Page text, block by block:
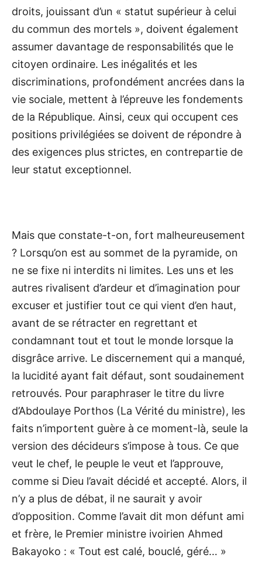
droits, jouissant d’un « statut supérieur à celui
du commun des mortels », doivent également
assumer davantage de responsabilités que le
citoyen ordinaire. Les inégalités et les
discriminations, profondément ancrées dans la
vie sociale, mettent à l’épreuve les fondements
de la République. Ainsi, ceux qui occupent ces
positions privilégiées se doivent de répondre à
des exigences plus strictes, en contrepartie de
leur statut exceptionnel.
Mais que constate-t-on, fort malheureusement
? Lorsqu’on est au sommet de la pyramide, on
ne se fixe ni interdits ni limites. Les uns et les
autres rivalisent d’ardeur et d’imagination pour
excuser et justifier tout ce qui vient d’en haut,
avant de se rétracter en regrettant et
condamnant tout et tout le monde lorsque la
disgrâce arrive. Le discernement qui a manqué,
la lucidité ayant fait défaut, sont soudainement
retrouvés. Pour paraphraser le titre du livre
d’Abdoulaye Porthos (La Vérité du ministre), les
faits n’importent guère à ce moment-là, seule la
version des décideurs s’impose à tous. Ce que
veut le chef, le peuple le veut et l’approuve,
comme si Dieu l’avait décidé et accepté. Alors, il
n’y a plus de débat, il ne saurait y avoir
d’opposition. Comme l’avait dit mon défunt ami
et frère, le Premier ministre ivoirien Ahmed
Bakayoko : « Tout est calé, bouclé, géré… »